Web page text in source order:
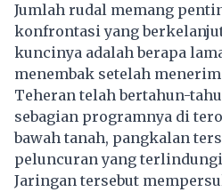
Jumlah rudal memang
konfrontasi yang
kuncinya adalah berapa
menembak setelah
Teheran telah bertahun-
sebagian programnya di
bawah tanah, pangkalan
peluncuran yang
Jaringan tersebut